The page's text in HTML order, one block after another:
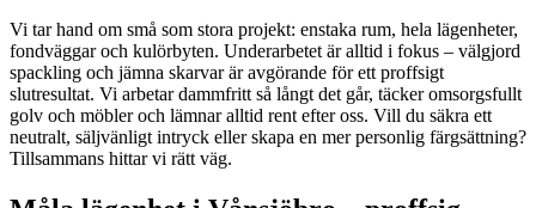
Vi tar hand om små som stora projekt: enstaka rum, hela lägenheter,
fondväggar och kulörbyten. Underarbetet är alltid i fokus – välgjord
spackling och jämna skarvar är avgörande för ett proffsigt
slutresultat. Vi arbetar dammfritt så långt det går, täcker omsorgsfullt
golv och möbler och lämnar alltid rent efter oss. Vill du säkra ett
neutralt, säljvänligt intryck eller skapa en mer personlig färgsättning?
Tillsammans hittar vi rätt väg.